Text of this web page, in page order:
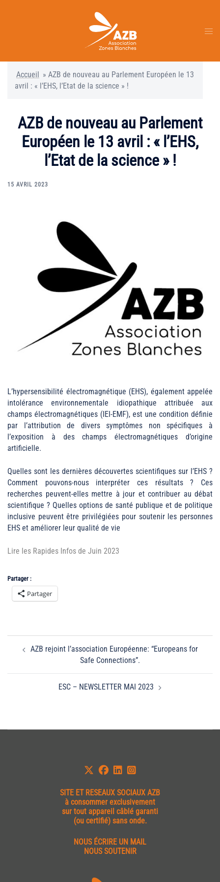
Accueil » AZB de nouveau au Parlement Européen le 13
avril : « l’EHS, l’Etat de la science » !
AZB de nouveau au Parlement
Européen le 13 avril : « l’EHS,
l’Etat de la science » !
15 AVRIL 2023
L’hypersensibilité électromagnétique (EHS), également appelée
intolérance environnementale idiopathique attribuée aux
champs électromagnétiques (IEI-EMF), est une condition définie
par l’attribution de divers symptômes non spécifiques à
l’exposition à des champs électromagnétiques d’origine
artificielle.
Quelles sont les dernières découvertes scientifiques sur l’EHS ?
Comment pouvons-nous interpréter ces résultats ? Ces
recherches peuvent-elles mettre à jour et contribuer au débat
scientifique ? Quelles options de santé publique et de politique
inclusive peuvent être privilégiées pour soutenir les personnes
EHS et améliorer leur qualité de vie
Lire les Rapides Infos de Juin 2023
Partager :
Partager
d’articleAZB rejoint l’association Européenne: “Europeans for
Safe Connections”.
ESC – NEWSLETTER MAI 2023
SITE ETRESEAUX SOCIAUX AZB
à consommer exclusivement
sur tout appareil câblé garanti
(ou certifié) sans onde.
NOUS ÉCRIRE UN MAIL
NOUS SOUTENIR